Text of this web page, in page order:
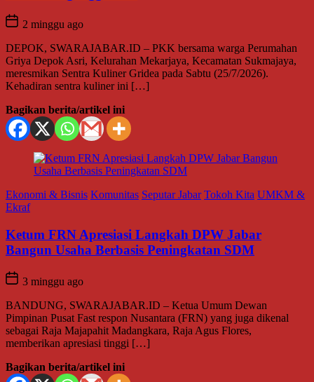
2 minggu ago
DEPOK, SWARAJABAR.ID – PKK bersama warga Perumahan
Griya Depok Asri, Kelurahan Mekarjaya, Kecamatan Sukmajaya,
meresmikan Sentra Kuliner Gridea pada Sabtu (25/7/2026).
Kehadiran sentra kuliner ini […]
Bagikan berita/artikel ini
Ekonomi & Bisnis Komunitas Seputar Jabar Tokoh Kita UMKM &
Ekraf
Ketum FRN Apresiasi Langkah DPW Jabar
Bangun Usaha Berbasis Peningkatan SDM
3 minggu ago
BANDUNG, SWARAJABAR.ID – Ketua Umum Dewan
Pimpinan Pusat Fast respon Nusantara (FRN) yang juga dikenal
sebagai Raja Majapahit Madangkara, Raja Agus Flores,
memberikan apresiasi tinggi […]
Bagikan berita/artikel ini